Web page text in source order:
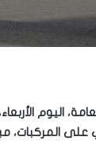
اليوم
على المركبات،